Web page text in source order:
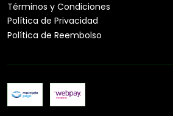
Términos y Condiciones
Política de Privacidad
Política de Reembolso